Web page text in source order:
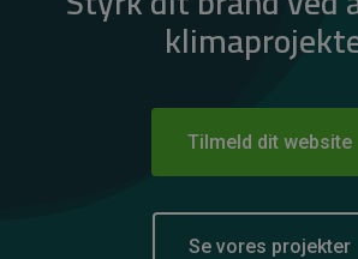
Tilmeld dit website
Se vores projekter